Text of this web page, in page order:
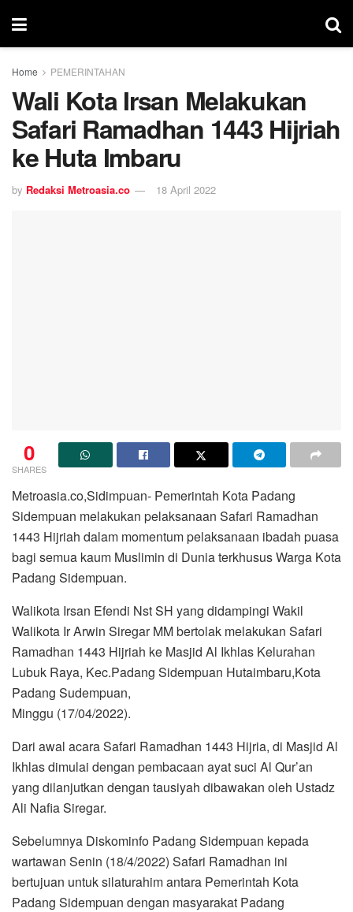
Home PEMERINTAHAN
Wali Kota Irsan Melakukan
Safari Ramadhan 1443 Hijriah
ke Huta Imbaru
by Redaksi Metroasia.co 18 April 2022
0
SHARES
Metroasia.co,Sidimpuan- Pemerintah Kota Padang
Sidempuan melakukan pelaksanaan Safari Ramadhan
1443 Hijriah dalam momentum pelaksanaan ibadah puasa
bagi semua kaum Muslimin di Dunia terkhusus Warga Kota
Padang Sidempuan.
Walikota Irsan Efendi Nst SH yang didampingi Wakil
Walikota Ir Arwin Siregar MM bertolak melakukan Safari
Ramadhan 1443 Hijriah ke Masjid Al Ikhlas Kelurahan
Lubuk Raya, Kec.Padang Sidempuan Hutaimbaru,Kota
Padang Sudempuan,
Minggu (17/04/2022).
Dari awal acara Safari Ramadhan 1443 Hijria, di Masjid Al
Ikhlas dimulai dengan pembacaan ayat suci Al Qur’an
yang dilanjutkan dengan tausiyah dibawakan oleh Ustadz
Ali Nafia Siregar.
Sebelumnya Diskominfo Padang Sidempuan kepada
wartawan Senin (18/4/2022) Safari Ramadhan ini
bertujuan untuk silaturahim antara Pemerintah Kota
Padang Sidempuan dengan masyarakat Padang